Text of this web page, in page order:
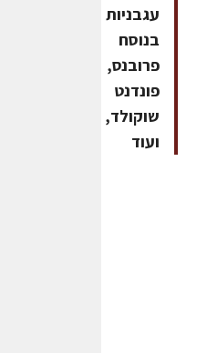
עגבניות
בנוסח
פרובנס,
פונדנט
שוקולד,
ועוד